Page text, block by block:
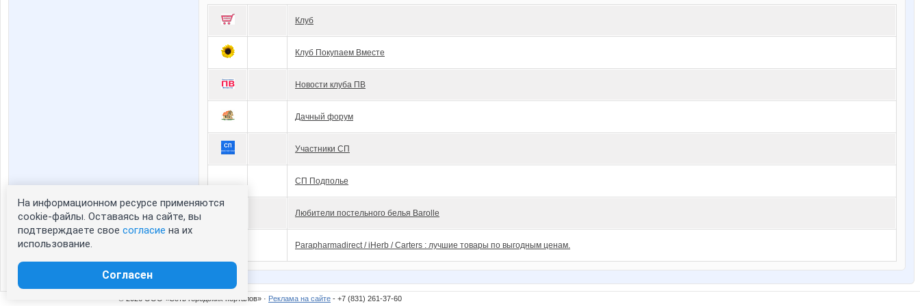
Клуб
Клуб Покупаем Вместе
Новости клуба ПВ
Дачный форум
Участники СП
СП Подполье
Любители постельного белья Barolle
Parapharmadirect / iHerb / Carters : лучшие товары по выгодным ценам.
© 2026 ООО «Сеть городских порталов» · Реклама на сайте - +7 (831) 261-37-60
На информационном ресурсе применяются
cookie-файлы. Оставаясь на сайте, вы
подтверждаете свое согласие на их
использование.
Согласен